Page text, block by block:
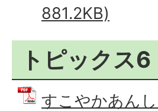
881.2KB)
トピックス6
すこやかあん